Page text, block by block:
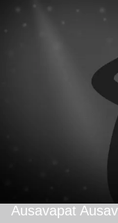
Ausavapat